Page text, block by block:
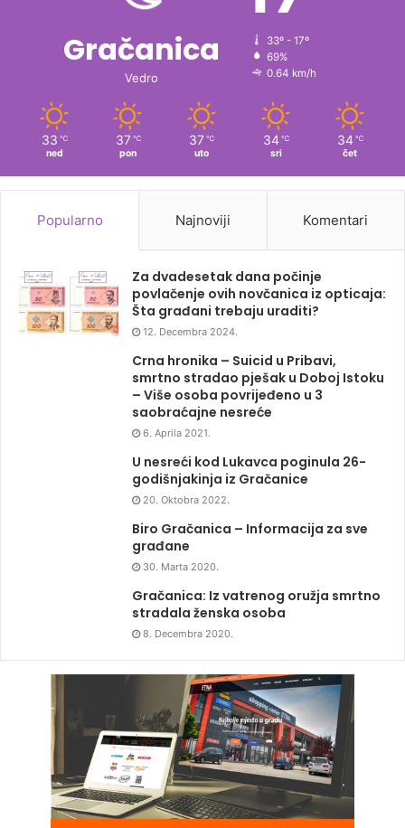
Gračanica
Vedro
33º - 17º
69%
0.64 km/h
33 ℃
ned
37 ℃
pon
37 ℃
uto
34 ℃
sri
34 ℃
čet
Popularno Najnoviji Komentari
Za dvadesetak dana počinje
povlačenje ovih novčanica iz opticaja:
Šta građani trebaju uraditi?
12. Decembra 2024.
Crna hronika – Suicid u Pribavi,
smrtno stradao pješak u Doboj Istoku
– Više osoba povrijeđeno u 3
saobraćajne nesreće
6. Aprila 2021.
U nesreći kod Lukavca poginula 26-
godišnjakinja iz Gračanice
20. Oktobra 2022.
Biro Gračanica – Informacija za sve
građane
30. Marta 2020.
Gračanica: Iz vatrenog oružja smrtno
stradala ženska osoba
8. Decembra 2020.